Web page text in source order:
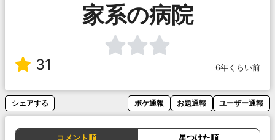
家系の病院
31 6年くらい前
シェアする ボケ通報 お題通報 ユーザー通報
コメント順 星つけた順